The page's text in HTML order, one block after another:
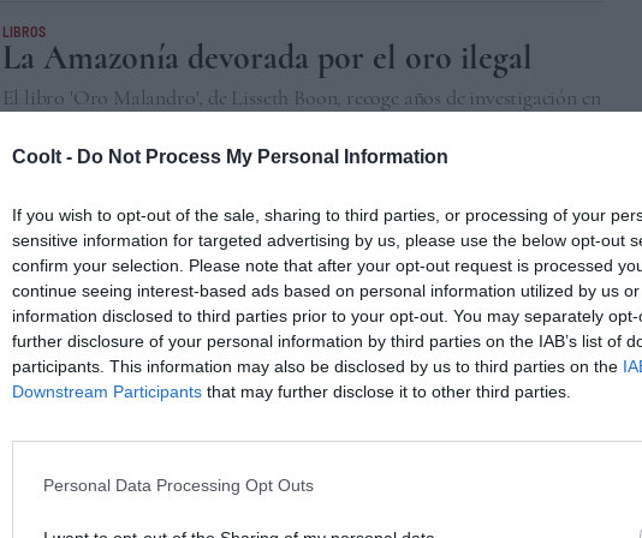
Coolt - Do Not Process My Personal Information
If you wish to opt-out of the sale, sharing to third parties, or processing of your
sensitive information for targeted advertising by us, please use the below opt-out
confirm your selection. Please note that after your opt-out request is processed
continue seeing interest-based ads based on personal information utilized by us
information disclosed to third parties prior to your opt-out. You may separately
further disclosure of your personal information by third parties on the IAB’s list of
participants. This information may also be disclosed by us to third parties on the
Downstream Participants that may further disclose it to other third parties.
Personal Data Processing Opt Outs
LIBROS
La Amazonía devorada por el oro ilegal
El libro 'Oro Malandro', de Lisseth Boon, recoge años de investigación en
zonas de minería al sur de Venezuela, con crudos relatos sobre el dominio
de las mafias.
IDEAS
La espiral maldita de El Helicoide
El edificio que tenía que simbolizar la modernidad de Venezuela acabó
convertido en centro de tortura y represión. ¿Qué usos debería tener en el
futuro?
KAORU YONEKURA CARACAS 08/11/2024
Las aventuras fotográficas del ‘hombre